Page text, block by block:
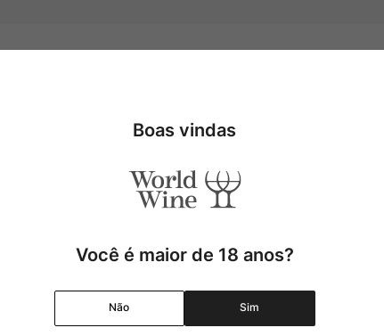
revela notas
Um ótimo exemplar do
cogumelos, massas com
Uva
Boas vindas
Você é maior de 18 anos?
Não Sim